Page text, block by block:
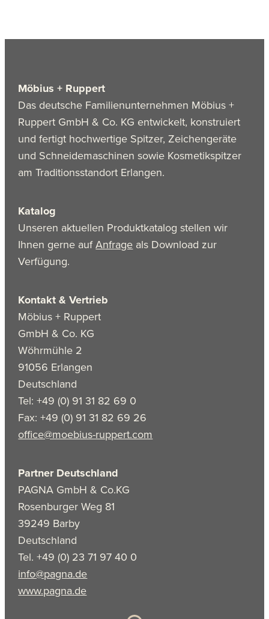
Möbius + Ruppert
Das deutsche Familienunternehmen Möbius +
Ruppert GmbH & Co. KG entwickelt, konstruiert
und fertigt hochwertige Spitzer, Zeichengeräte
und Schneidemaschinen sowie Kosmetikspitzer
am Traditionsstandort Erlangen.
Katalog
Unseren aktuellen Produktkatalog stellen wir
Ihnen gerne aufAnfrage als Download zur
Verfügung.
Kontakt & Vertrieb
Möbius + Ruppert
GmbH & Co. KG
Wöhrmühle 2
91056 Erlangen
Deutschland
Tel: +49 (0) 91 31 82 69 0
Fax: +49 (0) 91 31 82 69 26
office@moebius-ruppert.com
Partner Deutschland
PAGNA GmbH & Co.KG
Rosenburger Weg 81
39249 Barby
Deutschland
Tel. +49 (0) 23 71 97 40 0
info@pagna.de
www.pagna.de